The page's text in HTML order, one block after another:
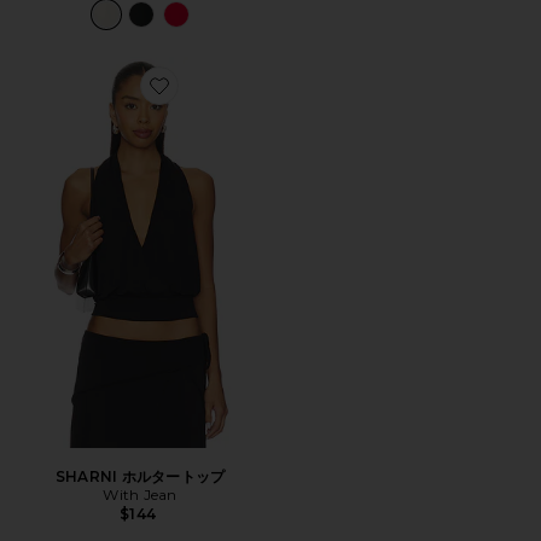
Favorite SHARNI ホルタートップ
SHARNI ホルタートップ
With Jean
$144